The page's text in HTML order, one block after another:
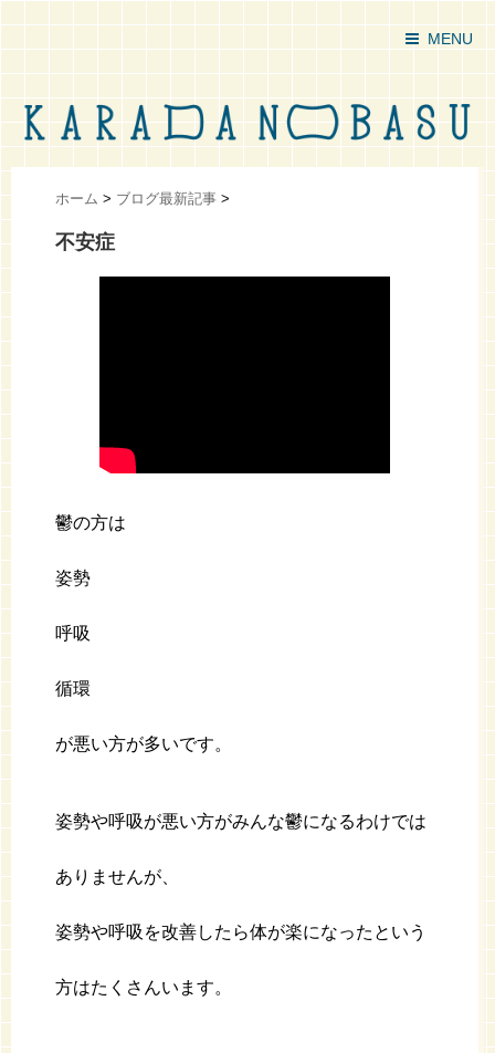
MENU
ホーム > ブログ最新記事 >
不安症
鬱の方は
姿勢
呼吸
循環
が悪い方が多いです。
姿勢や呼吸が悪い方がみんな鬱になるわけでは
ありませんが、
姿勢や呼吸を改善したら体が楽になったという
方はたくさんいます。